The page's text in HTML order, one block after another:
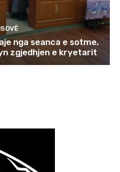
nga seanca e sotme,
zgjedhjen e kryetarit